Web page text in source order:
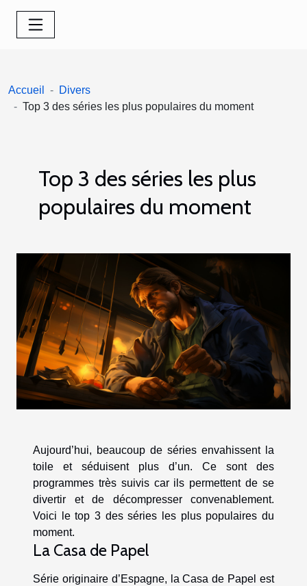
Accueil
Divers
Top 3 des séries les plus populaires du moment
Top 3 des séries les plus
populaires du moment
Aujourd’hui, beaucoup de séries envahissent la
toile et séduisent plus d’un. Ce sont des
programmes très suivis car ils permettent de se
divertir et de décompresser convenablement.
Voici le top 3 des séries les plus populaires du
moment.
La Casa de Papel
Série originaire d’Espagne, la Casa de Papel est